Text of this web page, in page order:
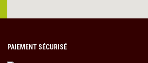
PAIEMENT SÉCURISÉ